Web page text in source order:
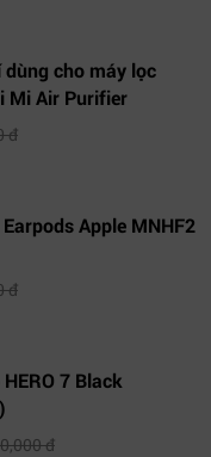
cho máy lọc
Mi Air Purifier
đ
Apple MNHF2
đ
7 Black
đ